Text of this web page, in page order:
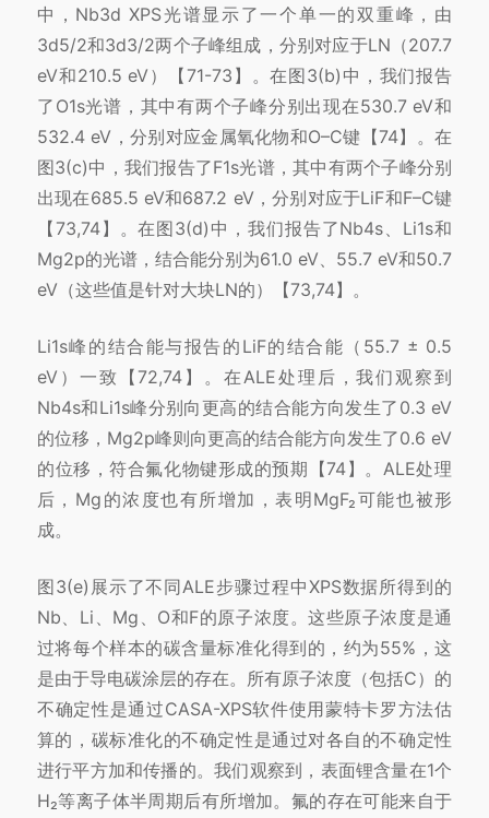
中，Nb3d XPS光谱显示了一个单一的双重峰，由
3d5/2和3d3/2两个子峰组成，分别对应于LN（207.7
eV和210.5 eV）【71-73】。在图3(b)中，我们报告
了O1s光谱，其中有两个子峰分别出现在530.7 eV和
532.4 eV，分别对应金属氧化物和O–C键【74】。在
图3(c)中，我们报告了F1s光谱，其中有两个子峰分别
出现在685.5 eV和687.2 eV，分别对应于LiF和F–C键
【73,74】。在图3(d)中，我们报告了Nb4s、Li1s和
Mg2p的光谱，结合能分别为61.0 eV、55.7 eV和50.7
eV（这些值是针对大块LN的）【73,74】。
Li1s峰的结合能与报告的LiF的结合能（55.7 ± 0.5
eV）一致【72,74】。在ALE处理后，我们观察到
Nb4s和Li1s峰分别向更高的结合能方向发生了0.3 eV
的位移，Mg2p峰则向更高的结合能方向发生了0.6 eV
的位移，符合氟化物键形成的预期【74】。ALE处理
后，Mg的浓度也有所增加，表明MgF₂可能也被形
成。
图3(e)展示了不同ALE步骤过程中XPS数据所得到的
Nb、Li、Mg、O和F的原子浓度。这些原子浓度是通
过将每个样本的碳含量标准化得到的，约为55%，这
是由于导电碳涂层的存在。所有原子浓度（包括C）的
不确定性是通过CASA-XPS软件使用蒙特卡罗方法估
算的，碳标准化的不确定性是通过对各自的不确定性
进行平方加和传播的。我们观察到，表面锂含量在1个
H₂等离子体半周期后有所增加。氟的存在可能来自于